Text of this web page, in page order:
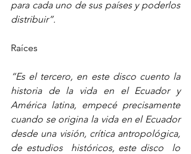
para cada uno de sus países y poderlos
distribuir”.
Raíces
“Es el tercero, en este disco cuento la
historia de la vida en el Ecuador y
América latina, empecé precisamente
cuando se origina la vida en el Ecuador
desde una visión, crítica antropológica,
de estudios  históricos, este disco  lo